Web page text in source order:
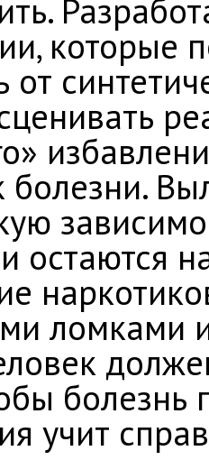
которые
от
болезни.
остаются
ломками
болезнь
учит